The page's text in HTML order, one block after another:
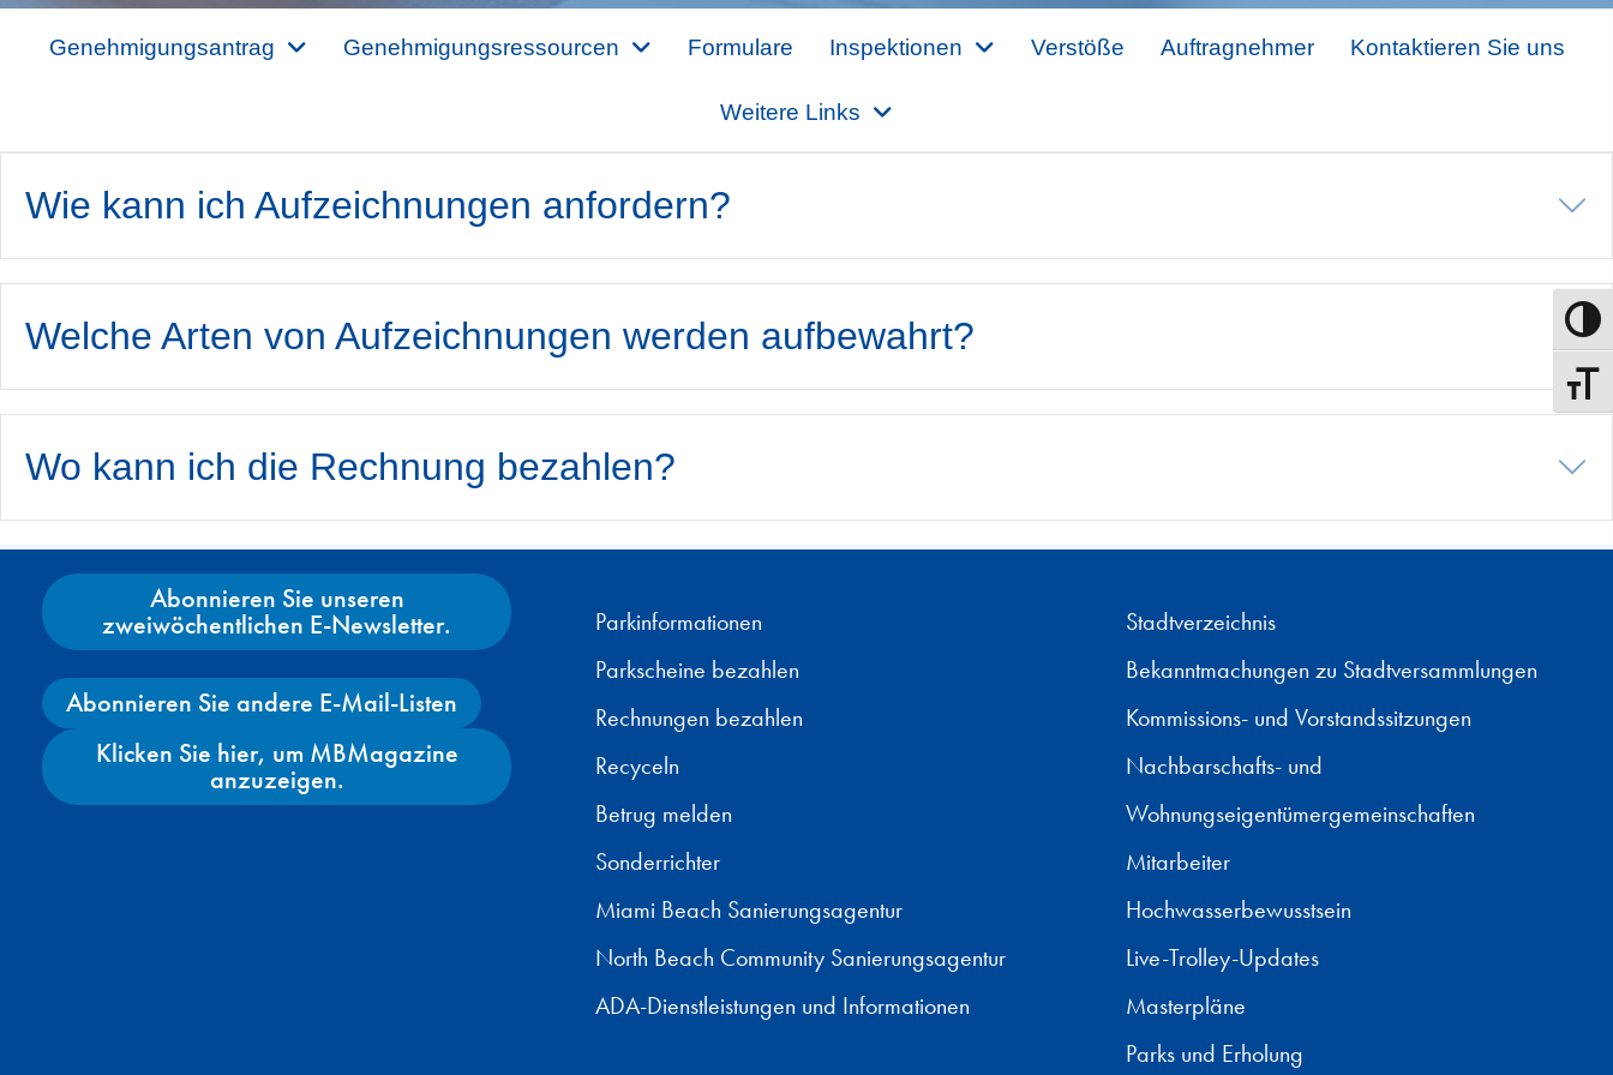
Schrift
Genehmigungsantrag Genehmigungsressourcen Formulare Inspektionen Verstöße Auftragnehmer Kontaktieren Sie uns
Weitere Links
Wie kann ich Aufzeichnungen anfordern?
Welche Arten von Aufzeichnungen werden aufbewahrt?
Wo kann ich die Rechnung bezahlen?
Abonnieren Sie unseren
zweiwöchentlichen E-Newsletter.
Abonnieren Sie andere E-Mail-Listen
Klicken Sie hier, um MBMagazine
anzuzeigen.
Parkinformationen
Parkscheine bezahlen
Rechnungen bezahlen
Recyceln
Betrug melden
Sonderrichter
Miami Beach Sanierungsagentur
North Beach Community Sanierungsagentur
ADA-Dienstleistungen und Informationen
Stadtverzeichnis
Bekanntmachungen zu Stadtversammlungen
Kommissions- und Vorstandssitzungen
Nachbarschafts- und
Wohnungseigentümergemeinschaften
Mitarbeiter
Hochwasserbewusstsein
Live-Trolley-Updates
Masterpläne
Parks und Erholung